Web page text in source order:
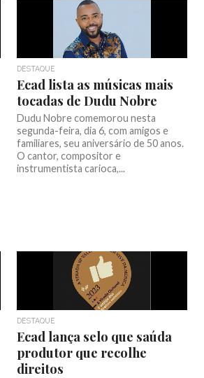
DESTAQUE
Ecad lista as músicas mais
tocadas de Dudu Nobre
Dudu Nobre comemorou nesta
segunda-feira, dia 6, com amigos e
familiares, seu aniversário de 50 anos.
O cantor, compositor e
instrumentista carioca,...
DESTAQUE
Ecad lança selo que saúda
produtor que recolhe
direitos